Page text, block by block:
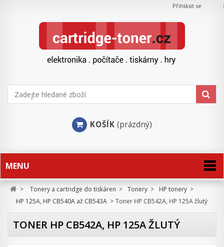
Přihlásit se
KOŠÍK (prázdný)
MENU
> Tonery a cartridge do tiskáren > Tonery > HP tonery >
HP 125A, HP CB540A až CB543A > Toner HP CB542A, HP 125A žlutý
TONER HP CB542A, HP 125A ŽLUTÝ